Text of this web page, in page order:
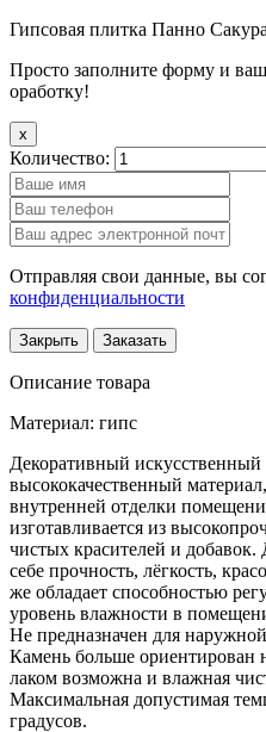
Гипсовая плитка Панно
Просто заполните форму и ваш
оработку!
x
Количество:
Отправляя свои данные, вы
конфиденциальности
Закрыть Заказать
Описание товара
Материал: гипс
Декоративный искусственный
высококачественный
внутренней отделки
изготавливается из
чистых красителей и добавок.
себе прочность, лёгкость,
же обладает способностью
уровень влажности в
Не предназначен для
Камень больше ориентирован
лаком возможна и влажная
Максимальная допустимая
градусов.